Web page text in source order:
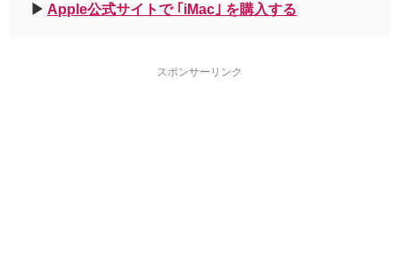
▶︎ Apple公式サイトで ｢iMac｣ を購入する
スポンサーリンク